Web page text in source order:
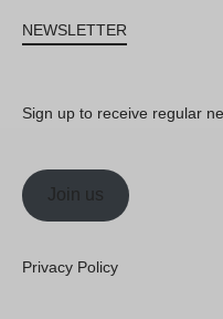
NEWSLETTER
Sign up to receive regular
Join us
Privacy Policy